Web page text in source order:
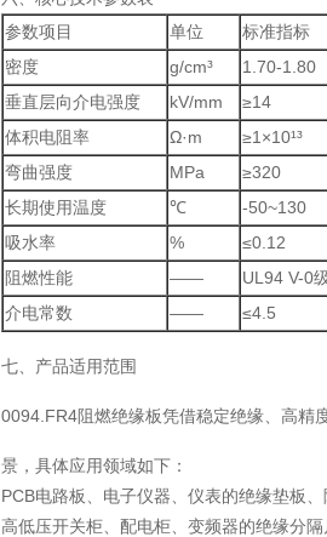
参数项目
单位 标准指标
密度
g/cm³ 1.70-1.80
垂直层向介电强度
kV/mm ≥14
体积电阻率
Ω·m ≥1×10¹³
弯曲强度
MPa ≥320
长期使用温度
℃ -50~130
吸水率
% ≤0.12
阻燃性能
—— UL94 V-0
介电常数
—— ≤4.5
七、产品适用范围
0094.FR4阻燃绝缘板凭借稳定绝缘、高精
景，具体应用领域如下：
PCB电路板、电子仪器、仪表的绝缘垫板、
高低压开关柜、配电柜、变频器的绝缘分隔